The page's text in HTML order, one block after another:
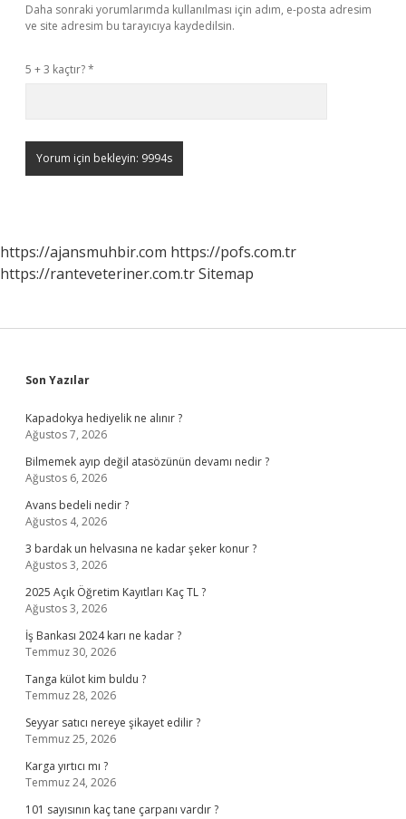
Daha sonraki yorumlarımda kullanılması için adım, e-posta adresim
ve site adresim bu tarayıcıya kaydedilsin.
5 + 3 kaçtır?*
https://ajansmuhbir.com https://pofs.com.tr
https://ranteveteriner.com.trSitemap
Sidebar
Son Yazılar
Kapadokya hediyelik ne alınır ?
Ağustos 7, 2026
Bilmemek ayıp değil atasözünün devamı nedir ?
Ağustos 6, 2026
Avans bedeli nedir ?
Ağustos 4, 2026
3 bardak un helvasına ne kadar şeker konur ?
Ağustos 3, 2026
2025 Açık Öğretim Kayıtları Kaç TL ?
Ağustos 3, 2026
İş Bankası 2024 karı ne kadar ?
Temmuz 30, 2026
Tanga külot kim buldu ?
Temmuz 28, 2026
Seyyar satıcı nereye şikayet edilir ?
Temmuz 25, 2026
Karga yırtıcı mı ?
Temmuz 24, 2026
101 sayısının kaç tane çarpanı vardır ?